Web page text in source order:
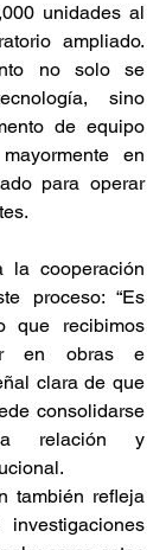
unidades al
ampliado.
no solo se
sino
de equipo
en
para operar
la cooperación
proceso: “Es
que recibimos
en obras e
clara de que
consolidarse
relación y
también refleja